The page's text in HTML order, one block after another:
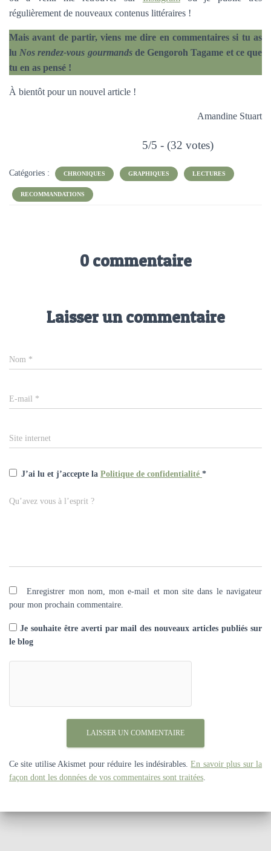
régulièrement de nouveaux contenus littéraires !
Mais avant de partir, viens me dire en commentaires si tu as
lu Nos rendez-vous gourmandsde Gengoroh Tagame et ce que
tu en as pensé !
À bientôt pour un nouvel article !
Amandine Stuart
5/5 - (32 votes)
Catégories : CHRONIQUES GRAPHIQUES LECTURES
RECOMMANDATIONS
0 commentaire
Laisser un commentaire
Nom *
E-mail *
Site internet
J’ai lu et j’accepte la Politique de confidentialité *
Qu’avez vous à l’esprit ?
Enregistrer mon nom, mon e-mail et mon site dans le navigateur
pour mon prochain commentaire.
Je souhaite être averti par mail des nouveaux articles publiés sur
le blog
Ce site utilise Akismet pour réduire les indésirables.En savoir plus sur la
façon dont les données de vos commentaires sont traitées